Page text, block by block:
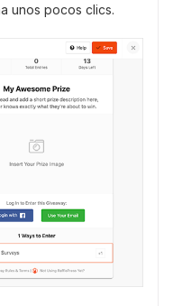
unos pocos clics.